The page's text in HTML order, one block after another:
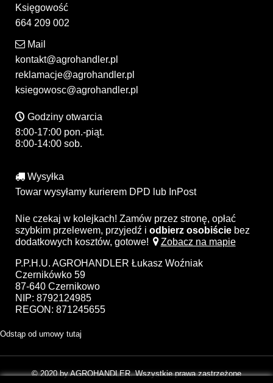
Księgowość
664 209 002
Mail
kontakt@agrohandler.pl
reklamacje@agrohandler.pl
ksiegowosc@agrohandler.pl
Godziny otwarcia
8:00-17:00 pon.-piąt.
8:00-14:00 sob.
Wysyłka
Towar wysyłamy kurierem DPD lub InPost
Nie czekaj w kolejkach! Zamów przez stronę, opłać
szybkim przelewem, przyjedź i odbierz osobiście bez
dodatkowych kosztów, gotowe!
Zobacz na mapie
P.P.H.U. AGROHANDLER Łukasz Woźniak
Czernikówko 59
87-640 Czernikowo
NIP: 8792124985
REGON: 871245655
Odstąp od umowy tutaj
© 2020 by AGROHANDLER. Wszystkie prawa zastrzeżone